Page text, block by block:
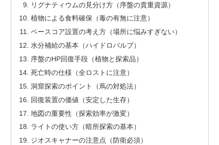
リグナティウムの見分け方（序盤の貴重資源）
植物による食料確保（毒の有無に注意）
ベースコア設置の考え方（場所に悩みすぎない）
水分補給の基本（ハイドロバルブ）
序盤のHP回復手段（植物と探索品）
死亡時の仕様（全ロストに注意）
洞窟探索のポイント（蔦の対処法）
回復装置の価値（安定した生存）
地図の重要性（探索効率が激変）
ライトの使い方（暗所探索の基本）
ジオスキャナーの注意点（防衛必須）